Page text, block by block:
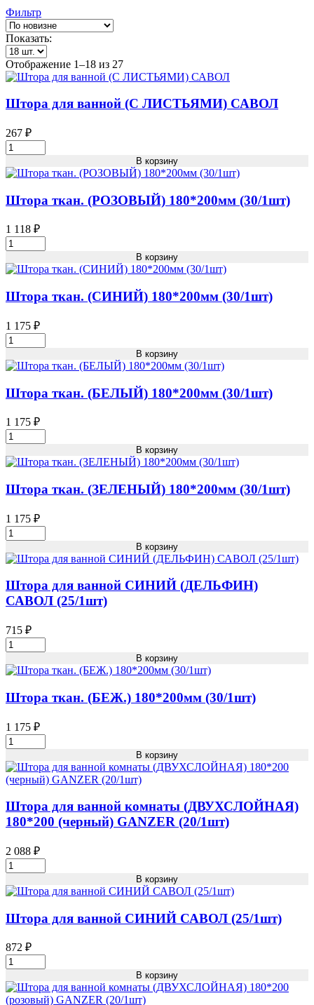
Фильтр
Показать:
Отображение 1–18 из 27Сортировка:
самые
Штора для ванной (С ЛИСТЬЯМИ) САВОЛ
267 ₽
Штора
для
ванной
ЛИСТЬЯМИ)
САВОЛ
во
В корзину
Штора ткан. (РОЗОВЫЙ) 180*200мм (30/1шт)
1 118 ₽
Штора
ткан.
(РОЗОВЫЙ)
(30/1шт)
Кол-
В корзину
Штора ткан. (СИНИЙ) 180*200мм (30/1шт)
1 175 ₽
Штора
ткан.
(СИНИЙ)
(30/1шт)
Кол-
В корзину
Штора ткан. (БЕЛЫЙ) 180*200мм (30/1шт)
1 175 ₽
Штора
ткан.
(БЕЛЫЙ)
(30/1шт)
Кол-
В корзину
Штора ткан. (ЗЕЛЕНЫЙ) 180*200мм (30/1шт)
1 175 ₽
Штора
ткан.
(ЗЕЛЕНЫЙ)
(30/1шт)
Кол-
во
В корзину
Штора для ванной СИНИЙ (ДЕЛЬФИН)
САВОЛ (25/1шт)
715 ₽
Штора
для
ванной
(ДЕЛЬФИН)
САВОЛ
Кол-
во
В корзину
Штора ткан. (БЕЖ.) 180*200мм (30/1шт)
1 175 ₽
Штора
ткан.
(БЕЖ.)
180*200мм
Кол-
во
В корзину
Штора для ванной комнаты (ДВУХСЛОЙНАЯ)
180*200 (черный) GANZER (20/1шт)
2 088 ₽
Штора
для
ванной
(ДВУХСЛОЙНАЯ)
180*200
GANZER
(20/1шт)
во
В корзину
Штора для ванной СИНИЙ САВОЛ (25/1шт)
872 ₽
Штора
для
ванной
СИНИЙ
В корзину